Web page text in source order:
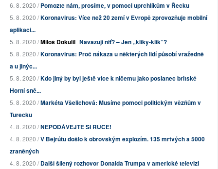
6. 8. 2020 /Pomozte nám, prosíme, v pomoci uprchlíkům v Řecku
5. 8. 2020 /Koronavirus: Více než 20 zemí v Evropě zprovozňuje mobilní
aplikaci...
5. 8. 2020 /Miloš Dokulil Navazuji niť? – Jen „kliky-klik“?
5. 8. 2020 /Koronavirus: Proč nákaza u některých lidí působí vražedně
a u jinýc...
5. 8. 2020 /Kdo jiný by byl ještě více k ničemu jako poslanec britské
Horní sně...
5. 8. 2020 /Markéta Všelichová: Musíme pomoci politickým vězňům v
Turecku
4. 8. 2020 /NEPODÁVEJTE SI RUCE!
4. 8. 2020 /V Bejrútu došlo k obrovským explozím. 135 mrtvých a 5000
zraněných
4. 8. 2020 /Další šílený rozhovor Donalda Trumpa v americké televizi